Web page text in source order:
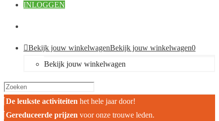
INLOGGEN
Bekijk jouw winkelwagenBekijk jouw winkelwagen0
Bekijk jouw winkelwagen
De leukste activiteiten het hele jaar door!
Gereduceerde prijzen voor onze trouwe leden.